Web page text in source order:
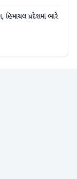
હિમાચલ પ્રદેશમાં ભારે